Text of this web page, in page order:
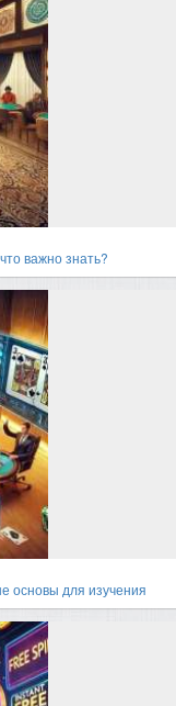
важно знать?
основы для изучения